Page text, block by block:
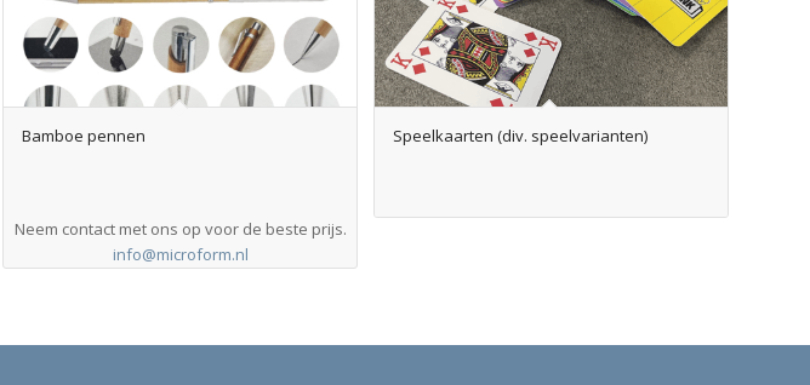
Bamboe pennen
Neem contact met ons op voor de beste prijs.
info@microform.nl
Speelkaarten (div. speelvarianten)